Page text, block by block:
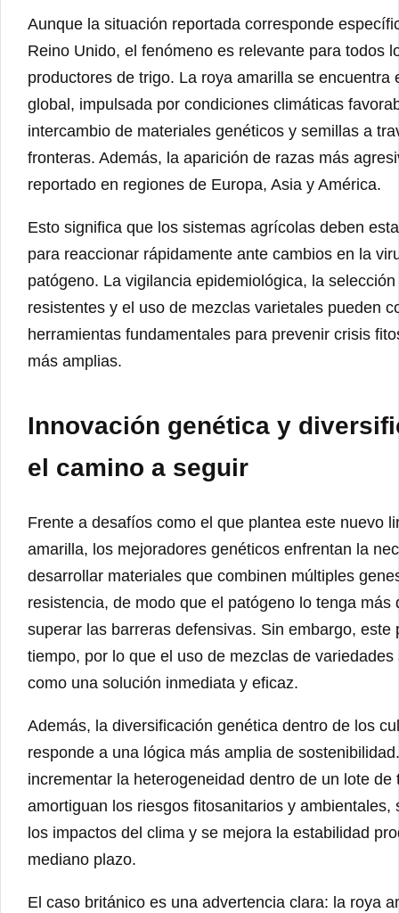
Aunque la situación reportada corresponde
Reino Unido, el fenómeno es relevante para todos
productores de trigo. La roya amarilla se encuentra
global, impulsada por condiciones climáticas
intercambio de materiales genéticos y semillas a
fronteras. Además, la aparición de razas más
reportado en regiones de Europa, Asia y América.
Esto significa que los sistemas agrícolas deben
para reaccionar rápidamente ante cambios en la
patógeno. La vigilancia epidemiológica, la
resistentes y el uso de mezclas varietales pueden
herramientas fundamentales para prevenir crisis
más amplias.
Innovación genética y
el camino a seguir
Frente a desafíos como el que plantea este nuevo
amarilla, los mejoradores genéticos enfrentan la
desarrollar materiales que combinen múltiples
resistencia, de modo que el patógeno lo tenga más
superar las barreras defensivas. Sin embargo, este
tiempo, por lo que el uso de mezclas de variedades
como una solución inmediata y eficaz.
Además, la diversificación genética dentro de los
responde a una lógica más amplia de
incrementar la heterogeneidad dentro de un lote de
amortiguan los riesgos fitosanitarios y ambientales,
los impactos del clima y se mejora la estabilidad
mediano plazo.
El caso británico es una advertencia clara: la roya